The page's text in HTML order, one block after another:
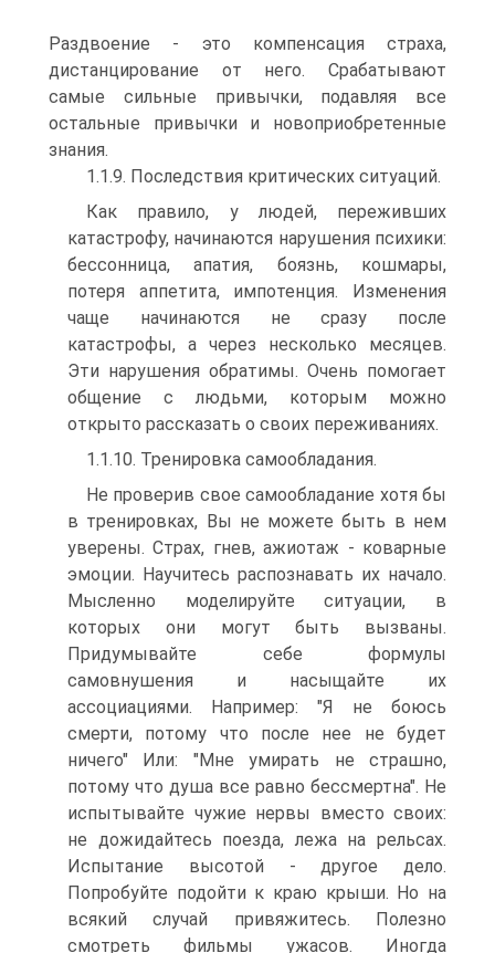
Раздвоение - это компенсация страха,
дистанцирование от него. Срабатывают
самые сильные привычки, подавляя все
остальные привычки и новоприобретенные
знания.
1.1.9. Последствия критических ситуаций.
Как правило, у людей, переживших
катастрофу, начинаются нарушения психики:
бессонница, апатия, боязнь, кошмары,
потеря аппетита, импотенция. Изменения
чаще начинаются не сразу после
катастрофы, а через несколько месяцев.
Эти нарушения обратимы. Очень помогает
общение с людьми, которым можно
открыто рассказать о своих переживаниях.
1.1.10. Тренировка самообладания.
Не проверив свое самообладание хотя бы
в тренировках, Вы не можете быть в нем
уверены. Страх, гнев, ажиотаж - коварные
эмоции. Научитесь распознавать их начало.
Мысленно моделируйте ситуации, в
которых они могут быть вызваны.
Придумывайте себе формулы
самовнушения и насыщайте их
ассоциациями. Например: "Я не боюсь
смерти, потому что после нее не будет
ничего" Или: "Мне умирать не страшно,
потому что душа все равно бессмертна". Не
испытывайте чужие нервы вместо своих:
не дожидайтесь поезда, лежа на рельсах.
Испытание высотой - другое дело.
Попробуйте подойти к краю крыши. Но на
всякий случай привяжитесь. Полезно
смотреть фильмы ужасов. Иногда